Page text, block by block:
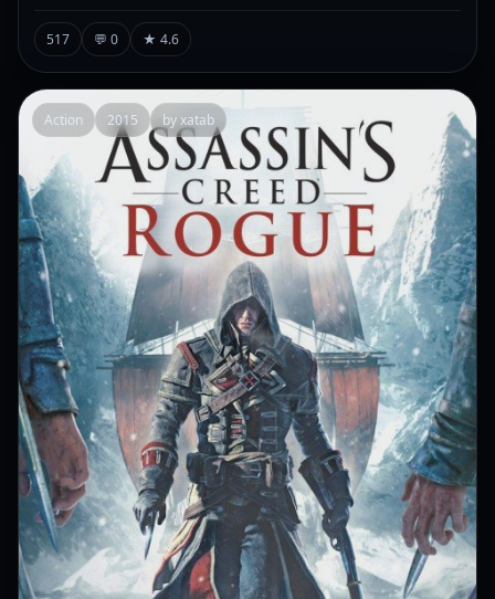
517 💬 0 ★ 4.6
Action 2015 by xatab